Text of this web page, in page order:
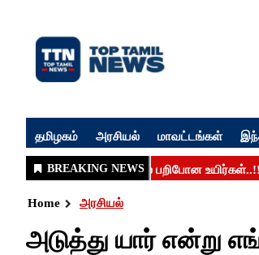
தமிழகம் அரசியல் மாவட்டங்கள்
Home அரசியல்
அடுத்து யார் என்று